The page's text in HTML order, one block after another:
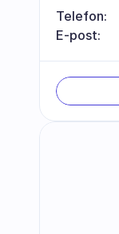
Telefon:
E-post: